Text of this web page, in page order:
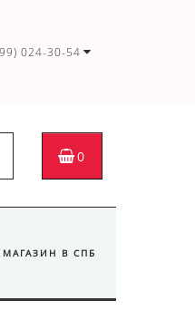
024-30-54
0
МАГАЗИН В СПБ